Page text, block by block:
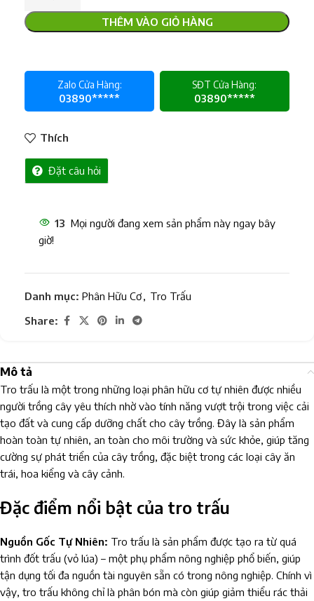
THÊM VÀO GIỎ HÀNG
Zalo Cửa Hàng:
03890*****
SĐT Cửa Hàng:
03890*****
Thích
Đặt câu hỏi
13 Mọi người đang xem sản phẩm này ngay bây
giờ!
Danh mục: Phân Hữu Cơ
Tro Trấu
Share:
Mô tả
Tro trấu là một trong những loại phân hữu cơ tự nhiên được nhiều
người trồng cây yêu thích nhờ vào tính năng vượt trội trong việc cải
tạo đất và cung cấp dưỡng chất cho cây trồng. Đây là sản phẩm
hoàn toàn tự nhiên, an toàn cho môi trường và sức khỏe, giúp tăng
cường sự phát triển của cây trồng, đặc biệt trong các loại cây ăn
trái, hoa kiểng và cây cảnh.
Đặc điểm nổi bật của tro trấu
Nguồn Gốc Tự Nhiên: Tro trấu là sản phẩm được tạo ra từ quá
trình đốt trấu (vỏ lúa) – một phụ phẩm nông nghiệp phổ biến, giúp
tận dụng tối đa nguồn tài nguyên sẵn có trong nông nghiệp. Chính vì
vậy, tro trấu không chỉ là phân bón mà còn giúp giảm thiểu rác thải